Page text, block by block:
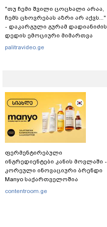
"თუ ჩემი შვილი ცოცხალი არაა,
ჩემს ცხოვრებას აზრი არ აქვს..."
- დაკარგული გურამ დადიანიძის
დედის ემოციური მიმართვა
palitravideo.ge
ფერმენტირებული
ინგრედიენტები კანის მოვლაში -
კორეული ინოვაციური ბრენდი
Manyo საქართველოშია
contentroom.ge